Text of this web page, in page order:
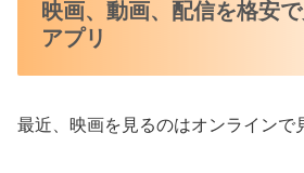
映画、動画、配信を格安で
アプリ
最近、映画を見るのはオンラインで